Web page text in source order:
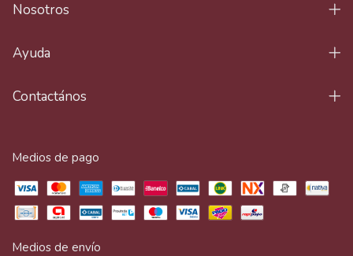
Nosotros
Ayuda
Contactános
Medios de pago
Medios de envío